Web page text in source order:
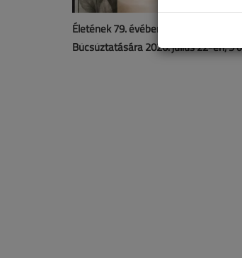
Életének 79. évében elhunyt dr.
Búcsúztatására 2026. július 22-én, 9